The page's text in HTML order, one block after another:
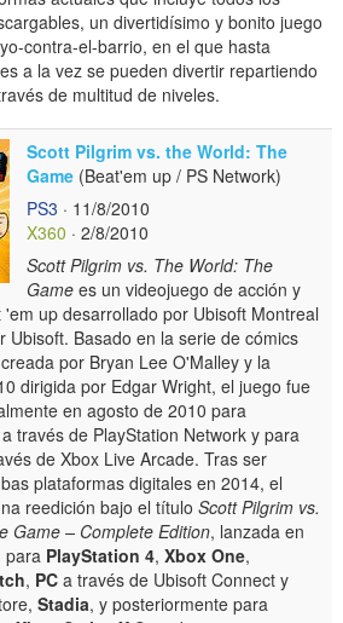
un divertidísimo y bonito juego
contra-el-barrio, en el que hasta
a la vez se pueden divertir repartiendo
de multitud de niveles.
Scott Pilgrim vs. the World: The
Game (Beat'em up / PS Network)
PS3 · 11/8/2010
X360 · 2/8/2010
Scott Pilgrim vs. The World: The
Game es un videojuego de acción y
'em up desarrollado por Ubisoft Montreal
Ubisoft. Basado en la serie de cómics
por Bryan Lee O'Malley y la
dirigida por Edgar Wright, el juego fue
en agosto de 2010 para
a través de PlayStation Network y para
de Xbox Live Arcade. Tras ser
plataformas digitales en 2014, el
reedición bajo el títuloScott Pilgrim vs.
Game – Complete Edition, lanzada en
para PlayStation 4,Xbox One,
, PC a través de Ubisoft Connect y
Stadia, y posteriormente para